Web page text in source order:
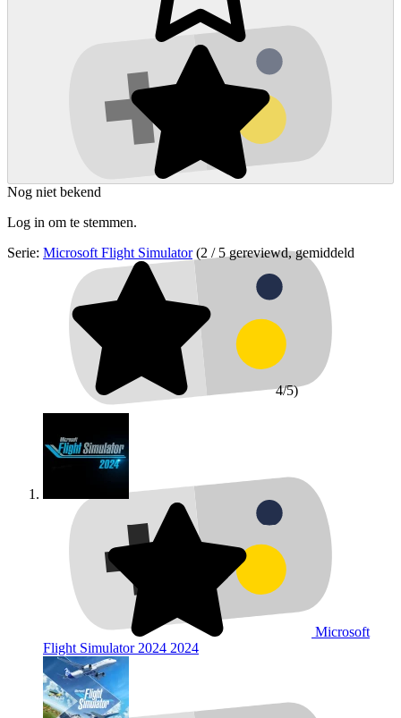
Nog niet bekend
Log in om te stemmen.
Serie: Microsoft Flight Simulator (2 / 5 gereviewd, gemiddeld
4/5)
Microsoft
Flight Simulator 2024 2024